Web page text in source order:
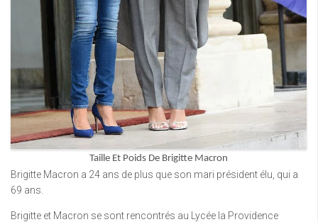
Taille Et Poids De Brigitte Macron
Brigitte Macron a 24 ans de plus que son mari président élu, qui a
69 ans.
Brigitte et Macron se sont rencontrés au Lycée la Providence